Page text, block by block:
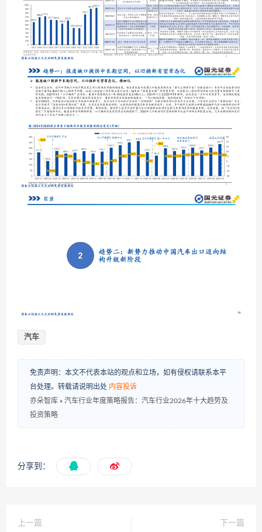
汽车
免责声明：本文不代表本站的观点和立场，如有侵权请联系本平
台处理。转载请说明出处 内容投诉
亦朵智库 » 汽车行业年度策略报告：汽车行业2026年十大趋势及
投资策略
分享到：
上一篇
下一篇